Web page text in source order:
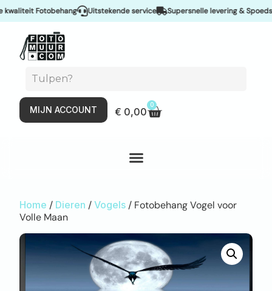
Fotobehang Uitstekende service Supersnelle levering &
MIJN ACCOUNT € 0,00
0
Home / Dieren / Vogels / Fotobehang Vogel voor
Volle Maan